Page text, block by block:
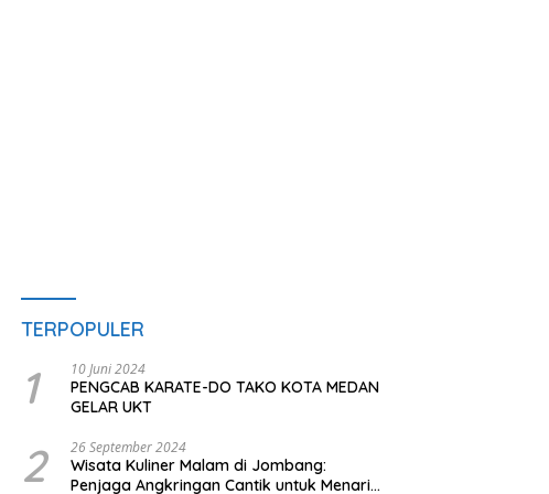
TERPOPULER
1 10 Juni 2024
PENGCAB KARATE-DO TAKO KOTA MEDAN
GELAR UKT
2 26 September 2024
Wisata Kuliner Malam di Jombang:
Penjaga Angkringan Cantik untuk Menarik